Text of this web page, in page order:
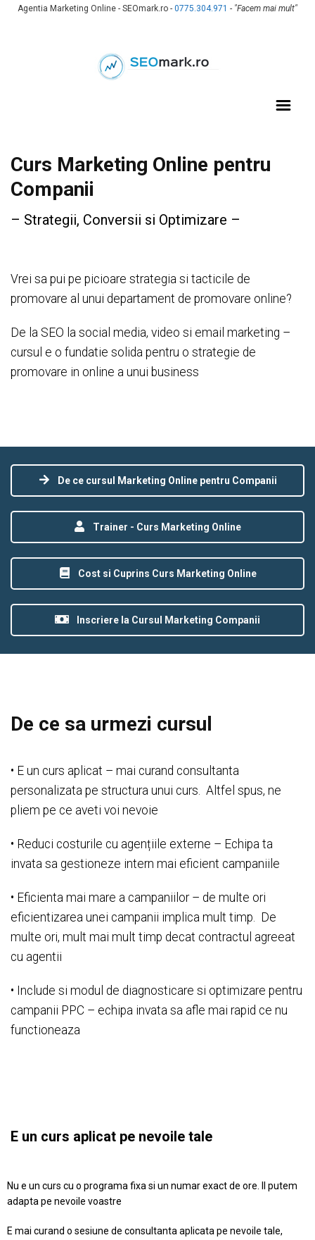
Agentia Marketing Online - SEOmark.ro - 0775.304.971 - "Facem mai mult"
Curs Marketing Online pentru
Companii
– Strategii, Conversii si Optimizare –
Vrei sa pui pe picioare strategia si tacticile de
promovare al unui departament de promovare online?
De la SEO la social media, video si email marketing –
cursul e o fundatie solida pentru o strategie de
promovare in online a unui business
De ce cursul Marketing Online pentru Companii
Trainer - Curs Marketing Online
Cost si Cuprins Curs Marketing Online
Inscriere la Cursul Marketing Companii
De ce sa urmezi cursul
• E un curs aplicat – mai curand consultanta
personalizata pe structura unui curs. Altfel spus, ne
pliem pe ce aveti voi nevoie
• Reduci costurile cu agențiile externe – Echipa ta
invata sa gestioneze intern mai eficient campaniile
• Eficienta mai mare a campaniilor – de multe ori
eficientizarea unei campanii implica mult timp. De
multe ori, mult mai mult timp decat contractul agreeat
cu agentii
• Include si modul de diagnosticare si optimizare pentru
campanii PPC – echipa invata sa afle mai rapid ce nu
functioneaza
E un curs aplicat pe nevoile tale
Nu e un curs cu o programa fixa si un numar exact de ore. Il putem
adapta pe nevoile voastre
E mai curand o sesiune de consultanta aplicata pe nevoile tale,